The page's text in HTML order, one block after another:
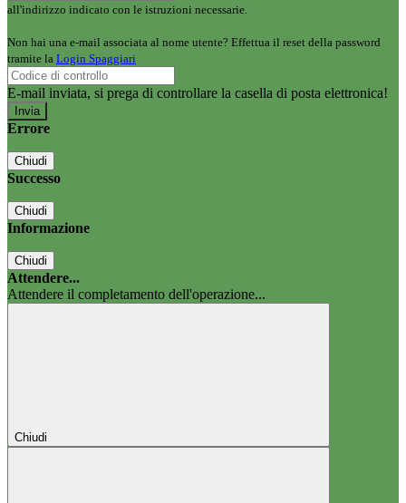
all'indirizzo indicato con le istruzioni necessarie.
Non hai una e-mail associata al nome utente? Effettua il reset della password
tramite la Login Spaggiari
E-mail inviata, si prega di controllare la casella di posta elettronica!
Errore
Chiudi
Successo
Chiudi
Informazione
Chiudi
Attendere...
Attendere il completamento dell'operazione...
Chiudi